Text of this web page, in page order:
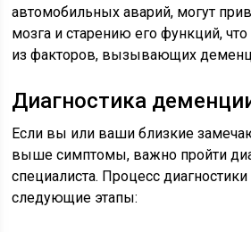
автомобильных аварий, могут
мозга и старению его функций,
из факторов, вызывающих
Диагностика
Если вы или ваши близкие
выше симптомы, важно пройти
специалиста. Процесс
следующие этапы: